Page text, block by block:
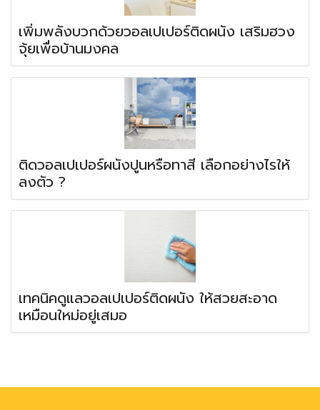
เพิ่มพลังบวกด้วยวอลเปเปอร์ติดผนัง เสริมฮวง
จุ้ยเพื่อบ้านมงคล
ติดวอลเปเปอร์ผนังปูนหรือทาสี เลือกอย่างไรให้
ลงตัว ?
เทคนิคดูแลวอลเปเปอร์ติดผนัง ให้สวยสะอาด
เหมือนใหม่อยู่เสมอ